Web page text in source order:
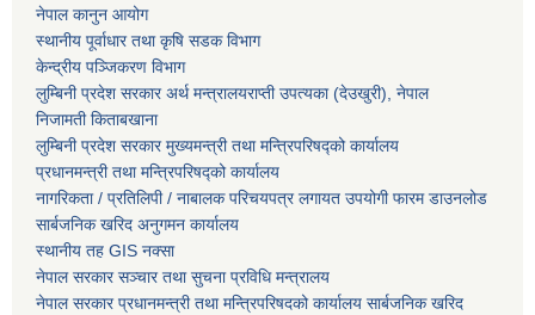
नेपाल कानुन आयोग
स्थानीय पूर्वाधार तथा कृषि सडक विभाग
केन्द्रीय पञ्जिकरण विभाग
लुम्बिनी प्रदेश सरकार अर्थ मन्त्रालयराप्ती उपत्यका (देउखुरी), नेपाल
निजामती किताबखाना
लुम्बिनी प्रदेश सरकार मुख्यमन्त्री तथा मन्त्रिपरिषद्को कार्यालय
प्रधानमन्त्री तथा मन्त्रिपरिषद्को कार्यालय
नागरिकता / प्रतिलिपी / नाबालक परिचयपत्र लगायत उपयोगी फारम डाउनलोड
सार्बजनिक खरिद अनुगमन कार्यालय
स्थानीय तह GIS नक्सा
नेपाल सरकारसञ्चार तथा सुचना प्रविधि मन्त्रालय
नेपाल सरकार प्रधानमन्त्री तथा मन्त्रिपरिषदको कार्यालय सार्बजनिक खरिद